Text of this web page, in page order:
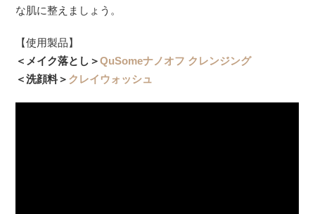
な肌に整えましょう。
【使用製品】
＜メイク落とし＞QuSomeナノオフ クレンジング
＜洗顔料＞ クレイウォッシュ